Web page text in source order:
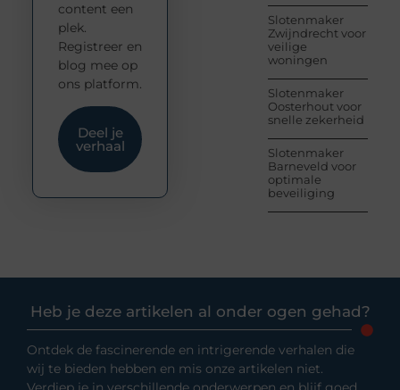
Slotenmaker
Zwijndrecht voor
veilige
woningen
Slotenmaker
Oosterhout voor
snelle zekerheid
Slotenmaker
Barneveld voor
optimale
beveiliging
content een
plek.
Registreer en
blog mee op
ons platform.
Deel je
verhaal
Heb je deze artikelen al onder ogen gehad?
Ontdek de fascinerende en intrigerende verhalen die
wij te bieden hebben en mis onze artikelen niet.